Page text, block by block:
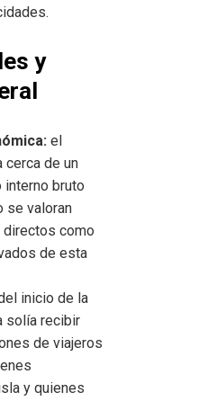
y
el
cerca de un
bruto
se valoran
como
de esta
inicio de la
solía recibir
de viajeros
y quienes